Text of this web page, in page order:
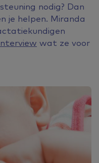
nodig? Dan
je helpen. Miranda
wat ze voor